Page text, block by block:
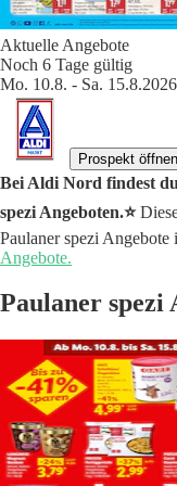
Aktuelle Angebote
Noch 6 Tage gültig
Mo. 10.8. - Sa. 15.8.2026
Prospekt öffnen
Bei Aldi Nord findest
spezi Angeboten.⭐️
Paulaner spezi Angebote
Angebote.
Paulaner spezi